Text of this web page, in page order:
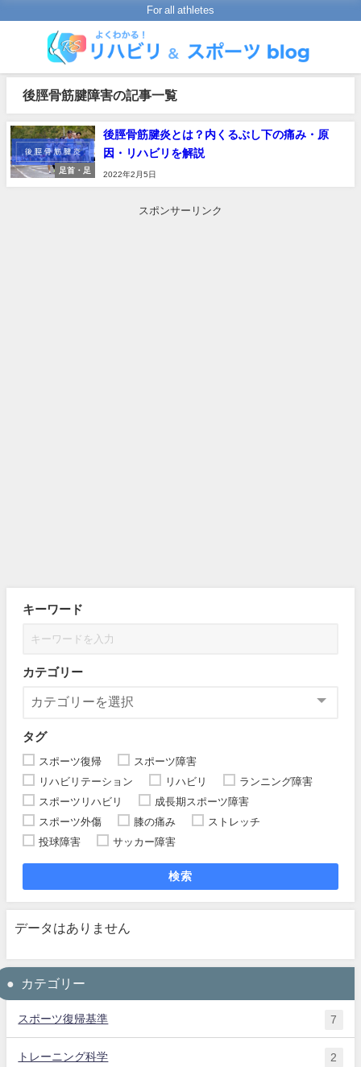
For all athletes
後脛骨筋腱障害の記事一覧
足首・足
後脛骨筋腱炎とは？内くるぶし下の痛み・原
因・リハビリを解説
2022年2月5日
スポンサーリンク
キーワード
カテゴリー
タグ
スポーツ復帰
スポーツ障害
リハビリテーション
リハビリ
ランニング障害
スポーツリハビリ
成長期スポーツ障害
スポーツ外傷
膝の痛み
ストレッチ
投球障害
サッカー障害
検索
データはありません
カテゴリー
スポーツ復帰基準 7
トレーニング科学 2